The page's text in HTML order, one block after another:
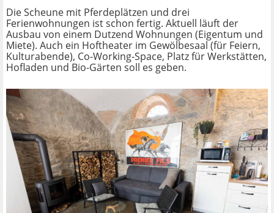
Die Scheune mit Pferdeplätzen und drei
Ferienwohnungen ist schon fertig. Aktuell läuft der
Ausbau von einem Dutzend Wohnungen (Eigentum und
Miete). Auch ein Hoftheater im Gewölbesaal (für Feiern,
Kulturabende), Co-Working-Space, Platz für Werkstätten,
Hofladen und Bio-Gärten soll es geben.